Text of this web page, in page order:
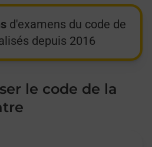
d'examens du code de
depuis 2016
le code de la